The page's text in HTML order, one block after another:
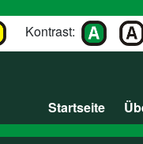
Kontrast:
Startseite